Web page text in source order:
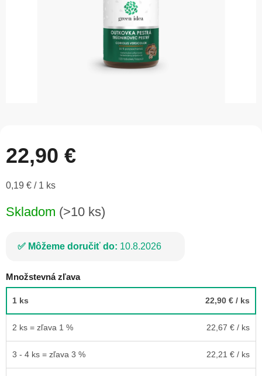
22,90 €
Jednotková
0,19 € / 1 ks
Skladom (>10 ks)
Môžeme doručiť do: 10.8.2026
Množstevná zľava
1 ks 22,90 € / ks
2 ks = zľava 1 % 22,67 € / ks
3 - 4 ks = zľava 3 % 22,21 € / ks